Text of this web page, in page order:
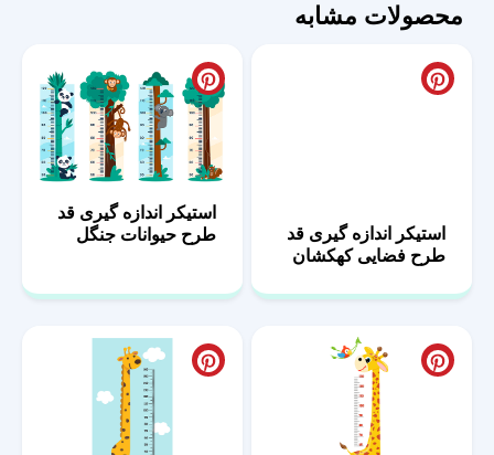
و
عدد
محصولات مشابه
استیکر اندازه گیری قد
طرح فضایی کهکشان
استیکر اندازه گیری قد
طرح حیوانات جنگل